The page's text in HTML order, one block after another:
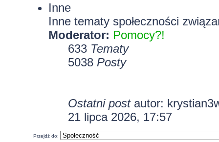
Inne
Inne tematy społeczności
Moderator: Pomocy?!
633 Tematy
5038 Posty
Ostatni postautor:
21 lipca 2026, 17:57
Przejdź do: